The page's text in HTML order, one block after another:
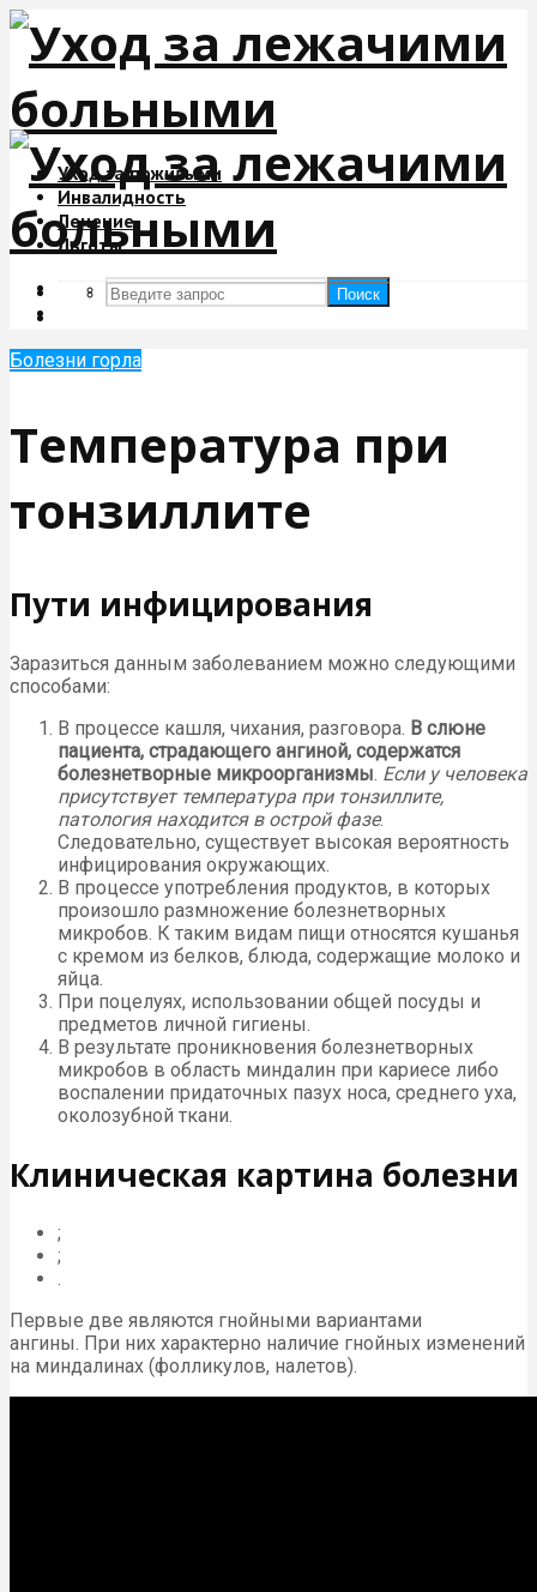
Уход за пожилыми
Инвалидность
Лечение
Льготы
Поиск
Поиск
Болезни горла
Температура при
тонзиллите
Пути инфицирования
Заразиться данным заболеванием можно следующими
способами:
В процессе кашля, чихания, разговора. В слюне
пациента, страдающего ангиной, содержатся
болезнетворные микроорганизмы. Если у человека
присутствует температура при тонзиллите,
патология находится в острой фазе.
Следовательно, существует высокая вероятность
инфицирования окружающих.
В процессе употребления продуктов, в которых
произошло размножение болезнетворных
микробов. К таким видам пищи относятся кушанья
с кремом из белков, блюда, содержащие молоко и
яйца.
При поцелуях, использовании общей посуды и
предметов личной гигиены.
В результате проникновения болезнетворных
микробов в область миндалин при кариесе либо
воспалении придаточных пазух носа, среднего уха,
околозубной ткани.
Клиническая картина болезни
;
;
.
Первые две являются гнойными вариантами
ангины. При них характерно наличие гнойных изменений
на миндалинах (фолликулов, налетов).